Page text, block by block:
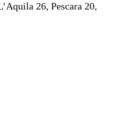
26, Pescara 20,